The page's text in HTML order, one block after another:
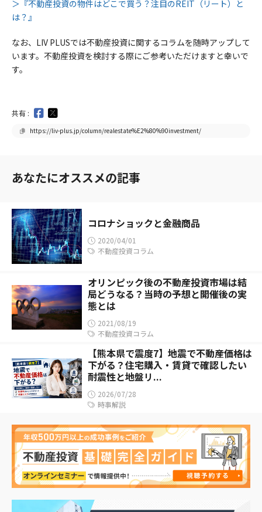
＞『不動産投資の物件はどこで買う？注目のREIT（リート）と
は？』
なお、LIV PLUSでは不動産投資に関するコラムを随時アップして
います。不動産投資を検討する際にご参考いただけますと幸いで
す。
共有 :
https://liv-plus.jp/column/realestate%E2%80%90investment/
あなたにオススメの記事
コロナショックと金融商品
2020/04/01
不動産投資コラム
オリンピック後の不動産投資市場は結
局どうなる？当時の予想と開催後の実
態とは
2021/08/19
不動産投資コラム
【熊本県で震度7】地震で不動産価格は
下がる？住宅購入・賃貸で確認したい
耐震性と地盤リ...
2026/07/28
時事解説